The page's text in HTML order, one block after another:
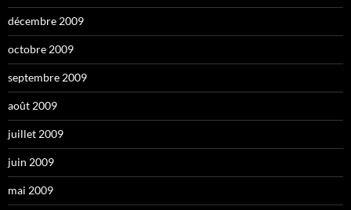
décembre 2009
octobre 2009
septembre 2009
août 2009
juillet 2009
juin 2009
mai 2009